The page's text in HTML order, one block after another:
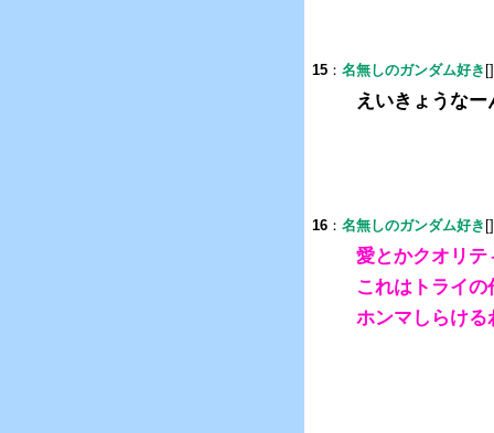
15 ： 名無しのガンダム好き
えいきょうな
16 ： 名無しのガンダム好き
愛とかクオリテ
これはトライ
ホンマしらける